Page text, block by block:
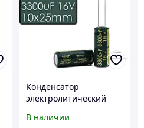
Конденсатор
электролитический
LOW ESR VENT JCCON
В наличии